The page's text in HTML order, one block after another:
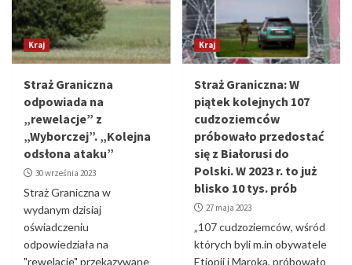
Kraj
Straż Graniczna
odpowiada na
„rewelacje” z
„Wyborczej”. „Kolejna
odsłona ataku”
30 września 2023
Straż Graniczna w
wydanym dzisiaj
oświadczeniu
odpowiedziała na
"rewelacje" przekazywane
Kraj
Straż Graniczna: W
piątek kolejnych 107
cudzoziemców
próbowało przedostać
się z Białorusi do
Polski. W 2023 r. to już
blisko 10 tys. prób
27 maja 2023
„107 cudzoziemców, wśród
których byli m.in obywatele
Etiopii i Maroka, próbowało